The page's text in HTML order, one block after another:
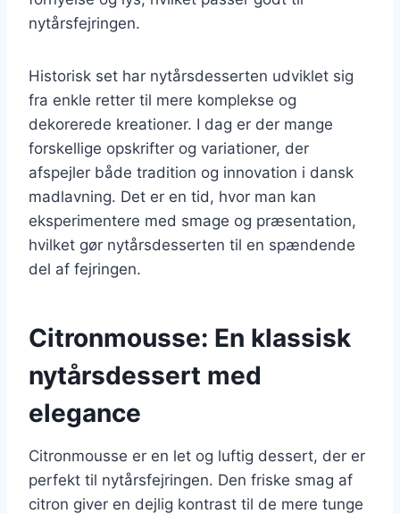
nytårsfejringen.
Historisk set har nytårsdesserten udviklet sig
fra enkle retter til mere komplekse og
dekorerede kreationer. I dag er der mange
forskellige opskrifter og variationer, der
afspejler både tradition og innovation i dansk
madlavning. Det er en tid, hvor man kan
eksperimentere med smage og præsentation,
hvilket gør nytårsdesserten til en spændende
del af fejringen.
Citronmousse: En klassisk
nytårsdessert med
elegance
Citronmousse er en let og luftig dessert, der er
perfekt til nytårsfejringen. Den friske smag af
citron giver en dejlig kontrast til de mere tunge